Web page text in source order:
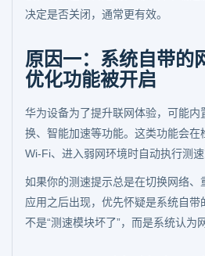
决定是否关闭，通常更有效。
原因一：系统自带的
优化功能被开启
华为设备为了提升联网体验，可能
换、智能加速等功能。这类功能会在
Wi-Fi、进入弱网环境时自动执行测速
如果你的测速提示总是在切换网络
应用之后出现，优先怀疑是系统自
不是“测速模块坏了”，而是系统认为